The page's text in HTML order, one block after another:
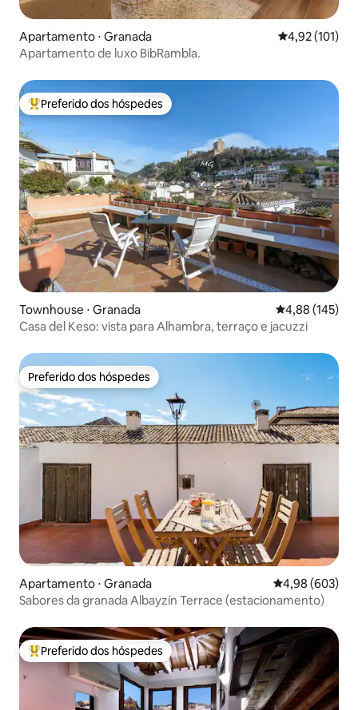
Apartamento ⋅ Granada 4,92 de uma
4,92 (101)
Apartamento de luxo BibRambla.
Entre os melhores preferidos dos hóspedes
Preferido dos hóspedes
Townhouse ⋅ Granada 4,88 de uma
4,88 (145)
Casa del Keso: vista para Alhambra, terraço e jacuzzi
Preferido dos hóspedes
Preferido dos hóspedes
Apartamento ⋅ Granada 4,98 de uma
4,98 (603)
Sabores da granada Albayzín Terrace (estacionamento)
Entre os melhores preferidos dos hóspedes
Preferido dos hóspedes